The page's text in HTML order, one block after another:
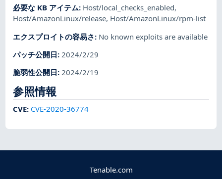
必要な KB アイテム: Host/local_checks_enabled,
Host/AmazonLinux/release, Host/AmazonLinux/rpm-list
エクスプロイトの容易さ: No known exploits are available
パッチ公開日:2024/2/29
脆弱性公開日:2024/2/19
参照情報
CVE: CVE-2020-36774
Tenable.com